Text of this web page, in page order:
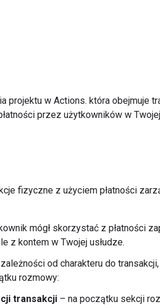
projektu w Actions. która obejmuje
przez użytkowników w
fizyczne z użyciem płatności
mógł skorzystać z płatności
z kontem w Twojej usłudze.
od charakteru do
rozmowy:
transakcji – na początku sekcji